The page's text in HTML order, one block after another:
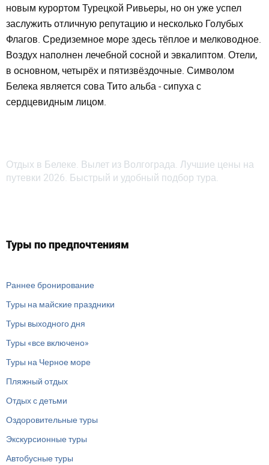
новым курортом Турецкой Ривьеры, но он уже успел
заслужить отличную репутацию и несколько Голубых
Флагов. Средиземное море здесь тёплое и мелководное.
Воздух наполнен лечебной сосной и эвкалиптом. Отели,
в основном, четырёх и пятизвёздочные. Символом
Белека является сова Тито альба - сипуха с
сердцевидным лицом.
Отдых в Белеке. Вылет из Волгограда. Лучшие цены на
путевки 2026. Быстрый и удобный подбор тура.
Туры по предпочтениям
Раннее бронирование
Туры на майские праздники
Туры выходного дня
Туры «все включено»
Туры на Черное море
Пляжный отдых
Отдых с детьми
Оздоровительные туры
Экскурсионные туры
Автобусные туры